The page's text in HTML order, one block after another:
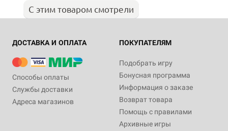
С этим товаром смотрели
ДОСТАВКА И ОПЛАТА
Способы оплаты
Службы доставки
Адреса магазинов
ПОКУПАТЕЛЯМ
Подобрать игру
Бонусная программа
Информация о заказе
Возврат товара
Помощь с правилами
Архивные игры